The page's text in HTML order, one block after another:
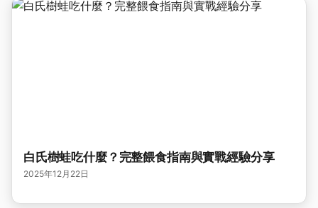
白氏樹蛙吃什麼？完整餵食指南與實戰經驗分享
2025年12月22日